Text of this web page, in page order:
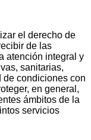
el derecho de
de las
atención integral y
sanitarias,
de condiciones con
en general,
ámbitos de la
servicios